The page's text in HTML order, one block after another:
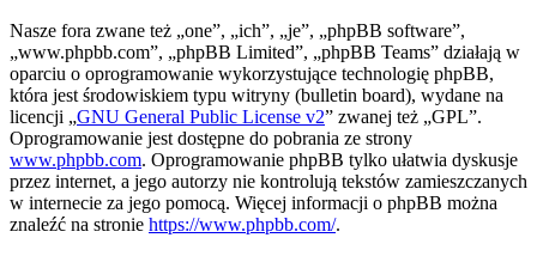
Nasze fora zwane też „one”, „ich”, „je”, „phpBB software”,
„www.phpbb.com”, „phpBB Limited”, „phpBB Teams” działają w
oparciu o oprogramowanie wykorzystujące technologię phpBB,
która jest środowiskiem typu witryny (bulletin board), wydane na
licencji „GNU General Public License v2” zwanej też „GPL”.
Oprogramowanie jest dostępne do pobrania ze strony
www.phpbb.com. Oprogramowanie phpBB tylko ułatwia dyskusje
przez internet, a jego autorzy nie kontrolują tekstów zamieszczanych
w internecie za jego pomocą. Więcej informacji o phpBB można
znaleźć na stronie https://www.phpbb.com/.